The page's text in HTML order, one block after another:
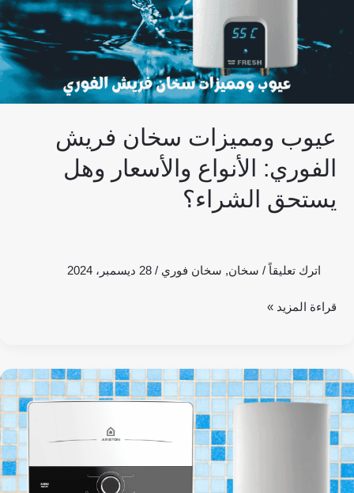
عيوب ومميزات سخان فريش
الفوري: الأنواع والأسعار وهل
يستحق الشراء؟
اترك تعليقاً / سخان, سخان فوري /28 ديسمبر، 2024
يستحق
قراءة المزيد »
أفضل
سخان
فوري:
المميزات
والعيوب